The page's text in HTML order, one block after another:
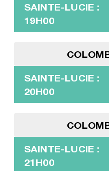
SAINTE-LUCIE :
19H00
SAINTE-LUCIE :
20H00
SAINTE-LUCIE :
21H00